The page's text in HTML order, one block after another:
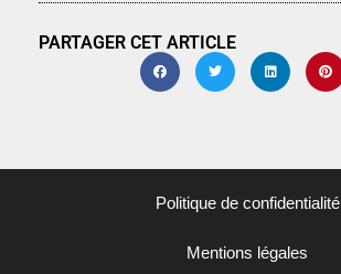
PARTAGER CET ARTICLE
Politique de confidentialité
Mentions légales